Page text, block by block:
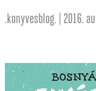
.konyvesblog. | 2016.